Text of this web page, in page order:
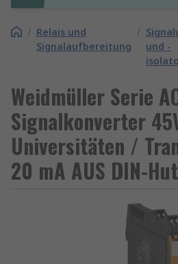
/ Relais und
Signalaufbereitung
/
und -
Weidmüller Serie
Signalkonverter
Universitäten /
20 mA AUS DIN-